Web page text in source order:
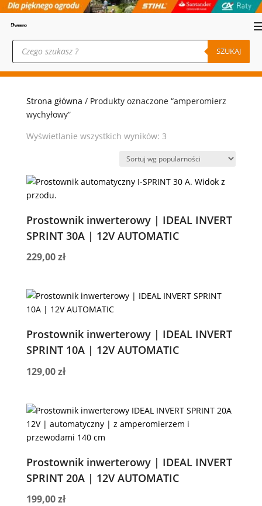
Wyszukiwarka
produktów SZUKAJ
Strona główna / Produkty oznaczone “amperomierz
wychyłowy”
Wyświetlanie wszystkich wyników: 3Posortowane
popularności
Prostownik inwerterowy | IDEAL INVERT
SPRINT 30A | 12V AUTOMATIC
229,00zł
Prostownik inwerterowy | IDEAL INVERT
SPRINT 10A | 12V AUTOMATIC
129,00zł
Prostownik inwerterowy | IDEAL INVERT
SPRINT 20A | 12V AUTOMATIC
199,00zł